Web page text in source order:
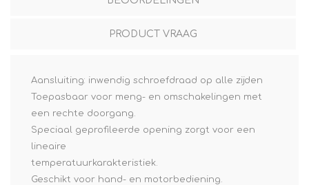
PRODUCT VRAAG
Aansluiting: inwendig schroefdraad op alle zijden
Toepasbaar voor meng- en omschakelingen met
een rechte doorgang.
Speciaal geprofileerde opening zorgt voor een
lineaire
temperatuurkarakteristiek.
Geschikt voor hand- en motorbediening.